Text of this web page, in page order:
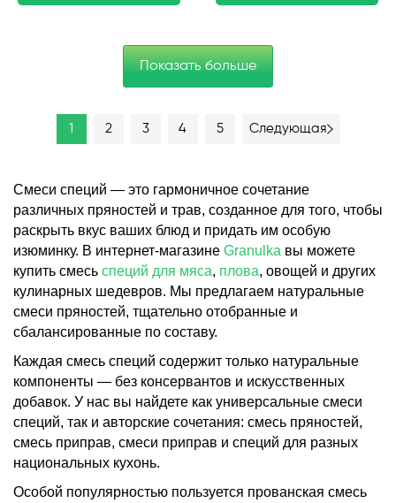
Показать больше
1 2 3 4 5 Следующая
Смеси специй — это гармоничное сочетание
различных пряностей и трав, созданное для того, чтобы
раскрыть вкус ваших блюд и придать им особую
изюминку. В интернет-магазине Granulka вы можете
купить смесь специй для мяса, плова, овощей и других
кулинарных шедевров. Мы предлагаем натуральные
смеси пряностей, тщательно отобранные и
сбалансированные по составу.
Каждая смесь специй содержит только натуральные
компоненты — без консервантов и искусственных
добавок. У нас вы найдете как универсальные смеси
специй, так и авторские сочетания: смесь пряностей,
смесь приправ, смеси приправ и специй для разных
национальных кухонь.
Особой популярностью пользуется прованская смесь